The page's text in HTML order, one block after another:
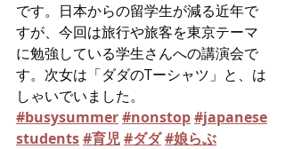
です。日本からの留学生が減る近年で
すが、今回は旅行や旅客を東京テーマ
に勉強している学生さんへの講演会で
す。次女は「ダダのTーシャツ」と、は
しゃいでいました。
#busysummer#nonstop#japanese
students#育児#ダダ#娘らぶ